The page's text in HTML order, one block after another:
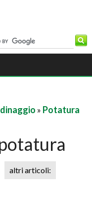
» Potatura
altri articoli: